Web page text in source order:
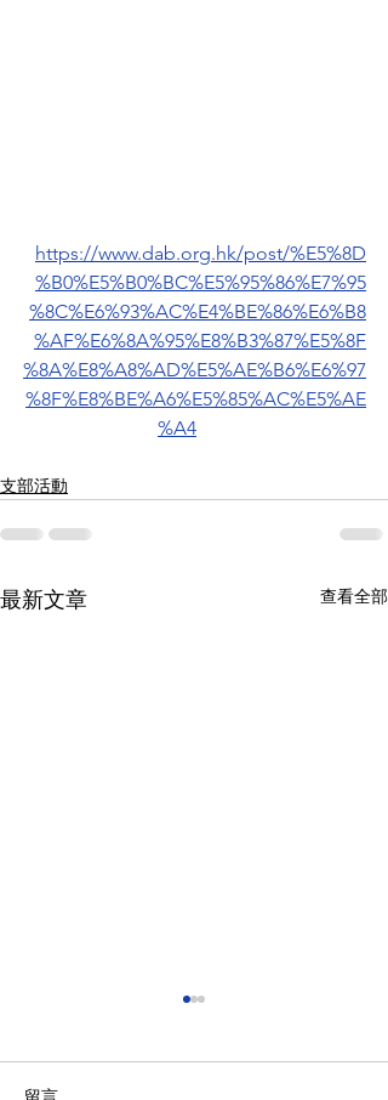
https://www.dab.org.hk/post/%E5%8D
%B0%E5%B0%BC%E5%95%86%E7%95
%8C%E6%93%AC%E4%BE%86%E6%B8
%AF%E6%8A%95%E8%B3%87%E5%8F
%8A%E8%A8%AD%E5%AE%B6%E6%97
%8F%E8%BE%A6%E5%85%AC%E5%AE
%A4
支部活動
最新文章 查看全部